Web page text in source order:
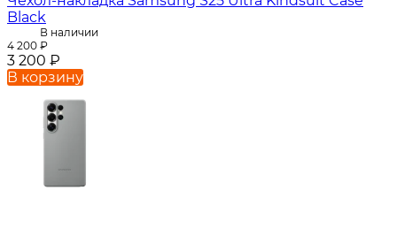
Black
В наличии
4 200 ₽
3 200 ₽
В корзину